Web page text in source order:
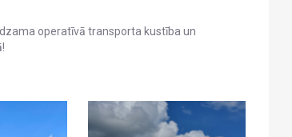
operatīvā transporta kustība un